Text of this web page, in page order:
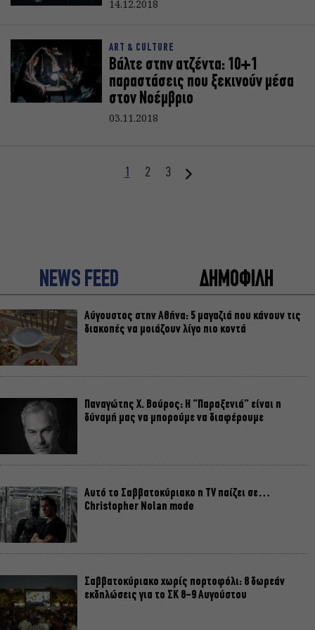
14.12.2018
ART & CULTURE
Βάλτε στην ατζέντα: 10+1
παραστάσεις που ξεκινούν μέσα
στον Νοέμβριο
03.11.2018
1 2 3
NEWS FEED ΔΗΜΟΦΙΛΗ
Αύγουστος στην Αθήνα: 5 μαγαζιά που κάνουν τις
διακοπές να μοιάζουν λίγο πιο κοντά
Παναγώτης Χ. Βούρος: Η “Παραξενιά” είναι η
δύναμή μας να μπορούμε να διαφέρουμε
Αυτό το Σαββατοκύριακο η TV παίζει σε…
Christopher Nolan mode
Σαββατοκύριακο χωρίς πορτοφόλι: 8 δωρεάν
εκδηλώσεις για το ΣΚ 8-9 Αυγούστου